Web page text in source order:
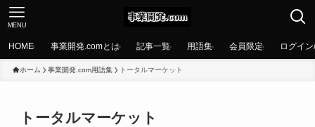
MENU
HOME 事業開発.comとは 記事一覧 用語集 会員限定 ログイ
ホーム 事業開発.com用語集 トータルマーケット
トータルマーケット